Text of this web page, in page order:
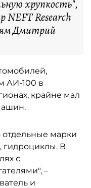
хрупкость",
NEFT Research
Дмитрий
АИ-100 в
крайне мал
отдельные марки
гидроциклы. В
с
–
и